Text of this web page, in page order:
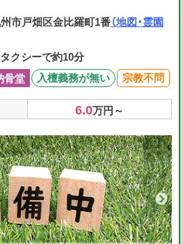
市戸畑区金比羅町1番（地図・霊園
クシーで約10分
骨堂 入檀義務が無い 宗教不問
6.0万円～